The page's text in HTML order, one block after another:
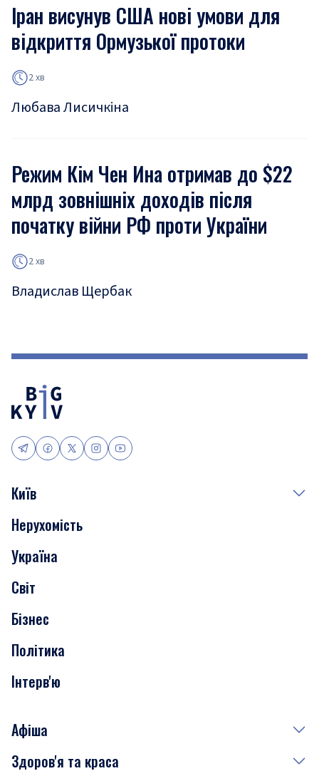
Іран висунув США нові умови для
відкриття Ормузької протоки
2 хв
Любава Лисичкіна
Режим Кім Чен Ина отримав до $22
млрд зовнішніх доходів після
початку війни РФ проти України
2 хв
Владислав Щербак
Київ
Події
Скандали
Нерухомість
Транспорт
Нерухомість
Україна
Світ
Бізнес
Політика
Інтерв'ю
Афіша
Сьогодні
Здоров'я та краса